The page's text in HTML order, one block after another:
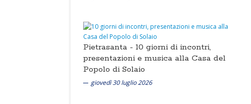
Pietrasanta - 10 giorni di incontri,
presentazioni e musica alla Casa del
Popolo di Solaio
giovedì 30 luglio 2026